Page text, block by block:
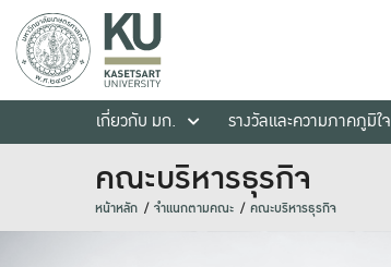
เกี่ยวกับ มก.
รางวัลและความภาคภูมิใจ
คณะบริหารธุรกิจ
หน้าหลัก จำแนกตามคณะ คณะบริหารธุรกิจ